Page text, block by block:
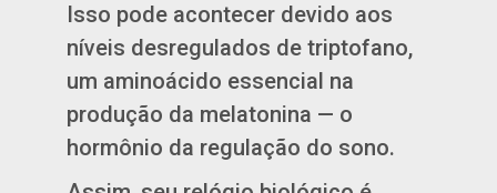
Isso pode acontecer devido aos
níveis desregulados de triptofano,
um aminoácido essencial na
produção da melatonina — o
hormônio da regulação do sono.